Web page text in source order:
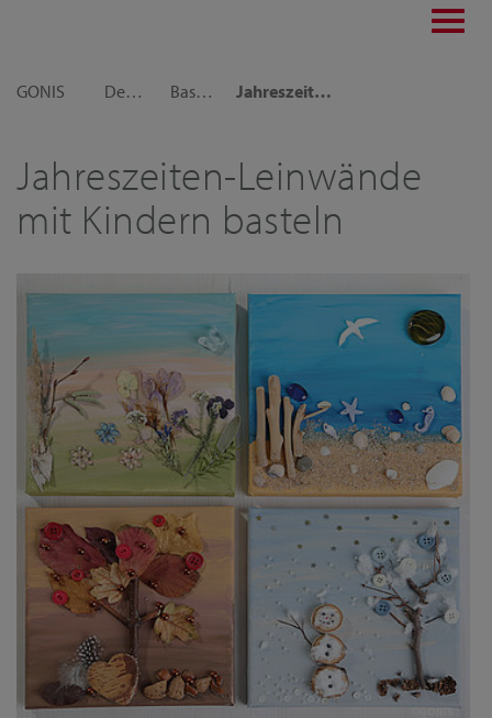
GONIS
Dekoideen Basteln mit Kindern Jahreszeiten-Leinwände mit Kindern basteln
Jahreszeiten-Leinwände
mit Kindern basteln